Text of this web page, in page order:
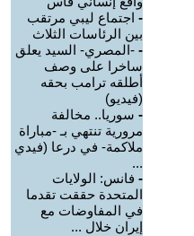
- اجتماع ليبي مرتقب
بين الرئاسات الثلاث
- -المصري- السيد يعلق
ساخرا على وصف
أطلقه ترامب بحقه
(فيديو)
- سوريا.. مخالفة
مرورية تنتهي بـ -مباراة
ملاكمة- في درعا (فيدي
...
- فانس: الولايات
المتحدة حققت تقدما
في المفاوضات مع
إيران خلال ...